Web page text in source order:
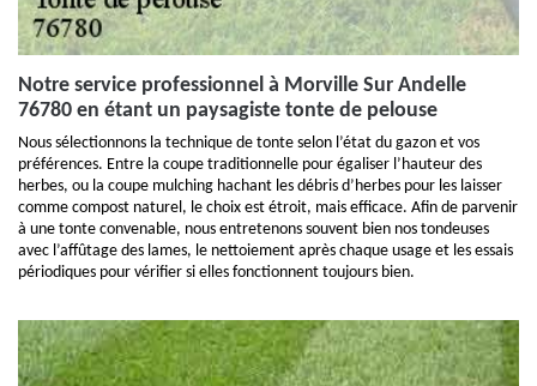
Notre service professionnel à Morville Sur Andelle
76780 en étant un paysagiste tonte de pelouse
Nous sélectionnons la technique de tonte selon l’état du gazon et vos
préférences. Entre la coupe traditionnelle pour égaliser l’hauteur des
herbes, ou la coupe mulching hachant les débris d’herbes pour les laisser
comme compost naturel, le choix est étroit, mais efficace. Afin de parvenir
à une tonte convenable, nous entretenons souvent bien nos tondeuses
avec l’affûtage des lames, le nettoiement après chaque usage et les essais
périodiques pour vérifier si elles fonctionnent toujours bien.